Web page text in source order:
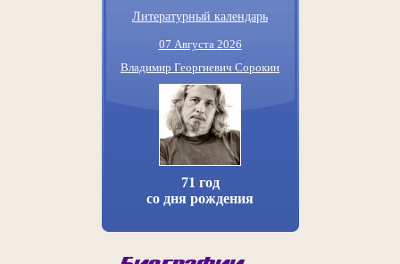
Литературный календарь
07 Августа 2026
Владимир Георгиевич Сорокин
71 год
со дня рождения